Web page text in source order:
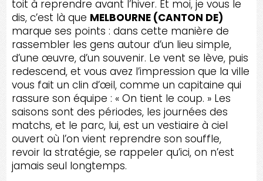
toit à reprendre avant l’hiver. Et moi, je vous le
dis, c’est là que MELBOURNE (CANTON DE)
marque ses points : dans cette manière de
rassembler les gens autour d’un lieu simple,
d’une œuvre, d’un souvenir. Le vent se lève, puis
redescend, et vous avez l’impression que la ville
vous fait un clin d’œil, comme un capitaine qui
rassure son équipe : « On tient le coup. » Les
saisons sont des périodes, les journées des
matchs, et le parc, lui, est un vestiaire à ciel
ouvert où l’on vient reprendre son souffle,
revoir la stratégie, se rappeler qu’ici, on n’est
jamais seul longtemps.